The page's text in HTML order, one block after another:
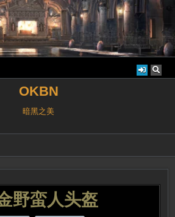
OKBN
暗黑之美
野蛮人头盔